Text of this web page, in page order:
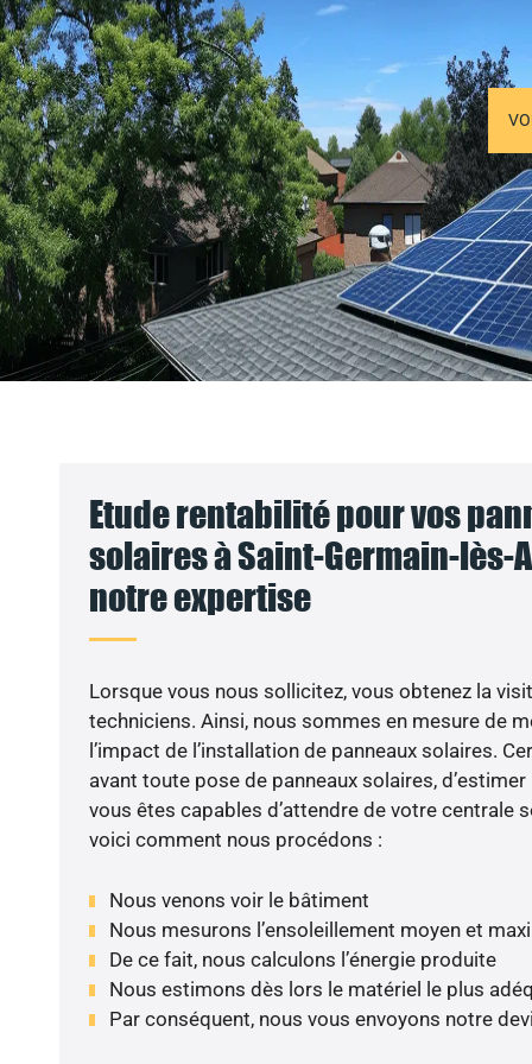
Etude rentabilité pour vos
solaires à Saint-Germain-lès-
notre expertise
Lorsque vous nous sollicitez, vous obtenez la
techniciens. Ainsi, nous sommes en mesure de
l’impact de l’installation de panneaux solaires.
avant toute pose de panneaux solaires,
vous êtes capables d’attendre de votre centrale
voici comment nous procédons :
Nous venons voir le bâtiment
Nous mesurons l’ensoleillement moyen et
De ce fait, nous calculons l’énergie produite
Nous estimons dès lors le matériel le plus
Par conséquent, nous vous envoyons notre